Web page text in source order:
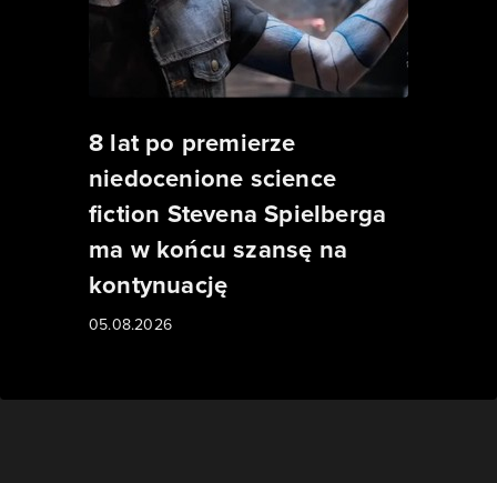
8 lat po premierze
niedocenione science
fiction Stevena Spielberga
ma w końcu szansę na
kontynuację
05.08.2026